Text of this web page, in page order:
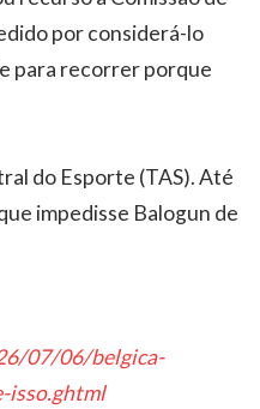
por considerá-lo
para recorrer porque
do Esporte (TAS). Até
impedisse Balogun de
07/06/belgica-
isso.ghtml